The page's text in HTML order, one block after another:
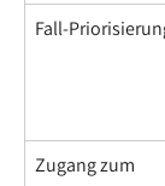
Fall-
Zugang zum